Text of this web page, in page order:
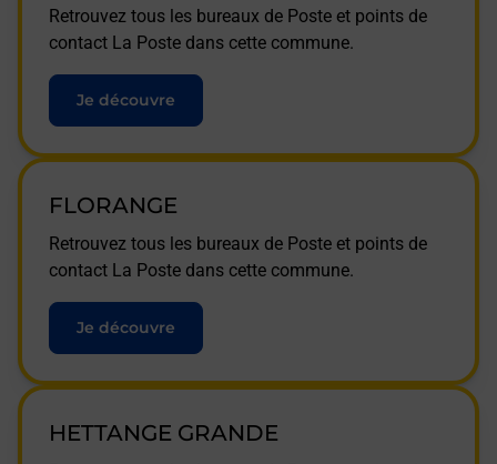
Retrouvez tous les bureaux de Poste et points de
contact La Poste dans cette commune.
Je découvre
FLORANGE
Retrouvez tous les bureaux de Poste et points de
contact La Poste dans cette commune.
Je découvre
HETTANGE GRANDE